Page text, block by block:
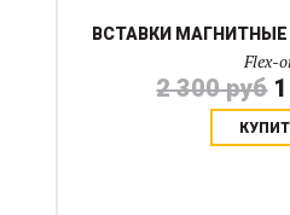
ВСТАВКИ МАГНИТНЫЕ
Flex-
2 300 руб